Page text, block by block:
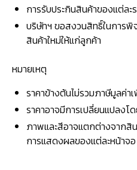
การรับประกินสินค้าของแต่ล
บริษัทฯ ขอสงวนสิทธิ์ในการ
สินค้าใหม่ให้แก่ลูกค้า
หมายเหตุ
ราคาข้างต้นไม่รวมภาษีมูลค่า
ราคาอาจมีการเปลี่ยนแปลงโ
ภาพและสีอาจแตกต่างจากสิ
การแสดงผลของแต่ละหน้าจอ